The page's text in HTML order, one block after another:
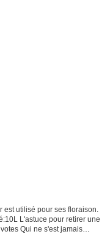
utilisé pour ses floraison.
L'astuce pour retirer une
Qui ne s'est jamais